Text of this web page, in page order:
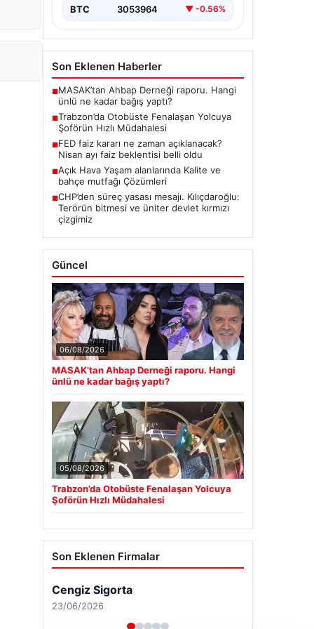
BTC 3053964 ▼ -0.56%
Son Eklenen Haberler
■MASAK’tan Ahbap Derneği raporu. Hangi
ünlü ne kadar bağış yaptı?
■Trabzon’da Otobüste Fenalaşan Yolcuya
Şoförün Hızlı Müdahalesi
■FED faiz kararı ne zaman açıklanacak?
Nisan ayı faiz beklentisi belli oldu
■Açık Hava Yaşam alanlarında Kalite ve
bahçe mutfağı Çözümleri
■CHP’den süreç yasası mesajı. Kılıçdaroğlu:
Terörün bitmesi ve üniter devlet kırmızı
çizgimiz
Güncel
06/08/2026
MASAK’tan Ahbap Derneği raporu. Hangi
ünlü ne kadar bağış yaptı?
05/08/2026
Trabzon’da Otobüste Fenalaşan Yolcuya
Şoförün Hızlı Müdahalesi
Son Eklenen Firmalar
Cengiz Sigorta
23/06/2026